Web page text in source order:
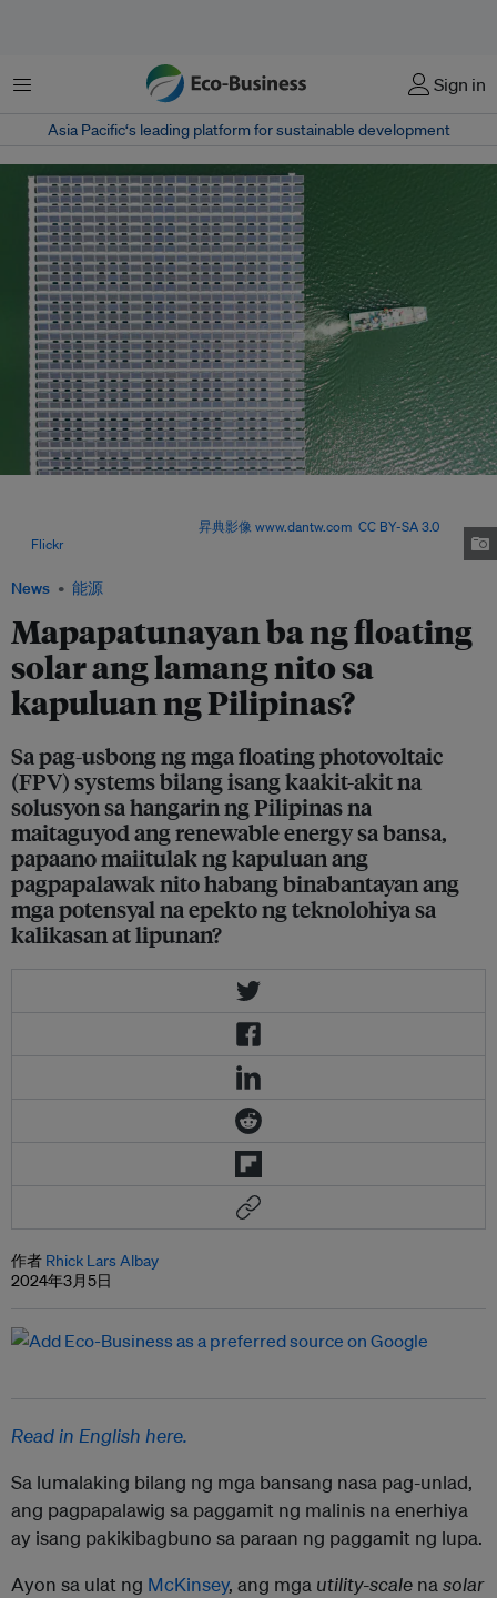
菜单 Sign in
Asia Pacific‘s leading platform for sustainable development
News 能源
Mapapatunayan ba ng floating
solar ang lamang nito sa
kapuluan ng Pilipinas?
Sa pag-usbong ng mga floating photovoltaic
(FPV) systems bilang isang kaakit-akit na
solusyon sa hangarin ng Pilipinas na
maitaguyod ang renewable energy sa bansa,
papaano maiitulak ng kapuluan ang
pagpapalawak nito habang binabantayan ang
mga potensyal na epekto ng teknolohiya sa
kalikasan at lipunan?
昇典影像 www.dantw.com CC BY-SA 3.0,
Flickr.
作者 Rhick Lars Albay
2024年3月5日
Read in English here.
Sa lumalaking bilang ng mga bansang nasa pag-unlad,
ang pagpapalawig sa paggamit ng malinis na enerhiya
ay isang pakikibagbuno sa paraan ng paggamit ng lupa.
Ayon sa ulat ng McKinsey, ang mga utility-scale nasolar